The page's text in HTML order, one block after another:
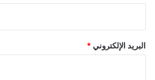
البريد الإلكتروني *